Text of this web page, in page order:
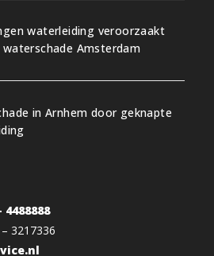
waterleiding veroorzaakt
Amsterdam
in Arnhem door geknapte
4488888
3217336